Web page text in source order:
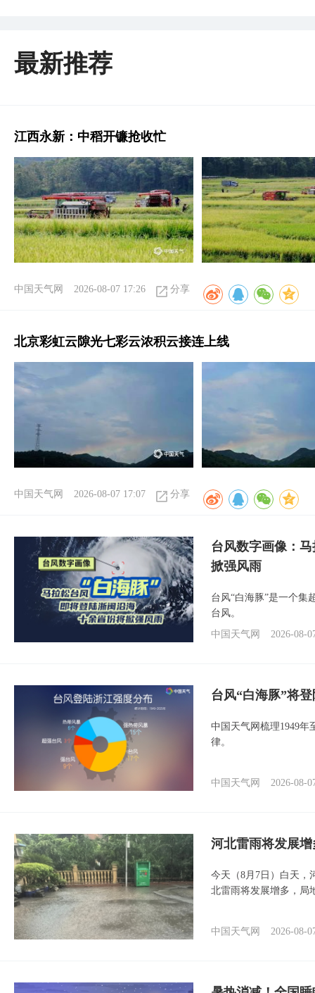
最新推荐
江西永新：中稻开镰抢收忙
中国天气网 2026-08-07 17:26 分享
北京彩虹云隙光七彩云浓积云接连上线
中国天气网 2026-08-07 17:07 分享
台风数字画像：
掀强风雨
台风“白海豚”是一个集
台风。
中国天气网
2026-08-
台风“白海豚”将
中国天气网梳理1949年
律。
中国天气网 2026-08-
河北雷雨将发展
今天（8月7日）白天，
北雷雨将发展增多，局
中国天气网 2026-08-